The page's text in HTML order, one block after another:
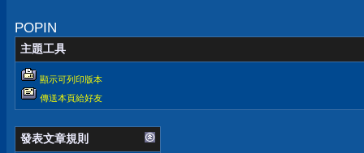
POPIN
主題工具
顯示可列印版本
傳送本頁給好友
發表文章規則